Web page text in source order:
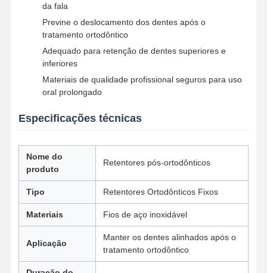
Controle De
Qualidade
Fale
Conosco
Notícias
Todos Os
Dentaduras Cerâmicas
Finê de Emax
Porcelana fundida a metal
da fala
Previne o deslocamento dos dentes após o
tratamento ortodôntico
Adequado para retenção de dentes superiores e
inferiores
Materiais de qualidade profissional seguros para uso
oral prolongado
Especificações técnicas
Nome do
produto
Retentores pós-ortodônticos
Tipo Retentores Ortodônticos Fixos
Materiais Fios de aço inoxidável
Aplicação
Manter os dentes alinhados após o
tratamento ortodôntico